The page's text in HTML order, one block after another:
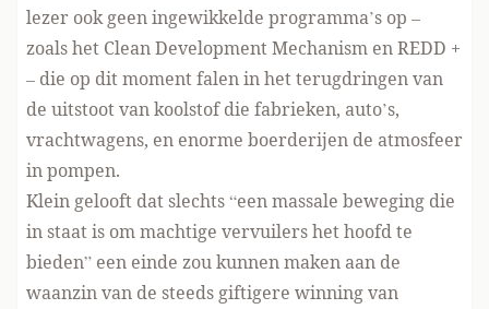
lezer ook geen ingewikkelde programma’s op –
zoals het Clean Development Mechanism enREDD +
– die op dit moment falen in het terugdringen van
de uitstoot van koolstof die fabrieken, auto’s,
vrachtwagens, en enorme boerderijen de atmosfeer
in pompen.
Klein gelooft dat slechts “een massale beweging die
in staat is om machtige vervuilers het hoofd te
bieden” een einde zou kunnen maken aan de
waanzin van de steeds giftigere winning van